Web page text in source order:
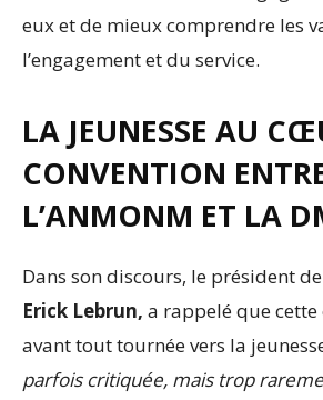
eux et de mieux comprendre les
l’engagement et du service.
LA JEUNESSE AU
CONVENTION
L’ANMONM ET LA
Dans son discours, le président
Erick Lebrun, a rappelé que
avant tout tournée vers la
parfois critiquée, mais trop